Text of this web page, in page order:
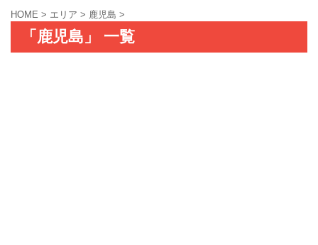
HOME > エリア > 鹿児島 >
「鹿児島」 一覧